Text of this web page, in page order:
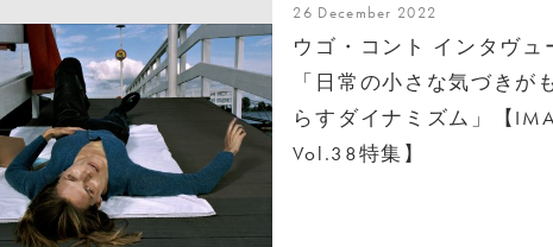
26 December 2022
ウゴ・コント インタヴュ
「日常の小さな気づきが
らすダイナミズム」【
Vol.38特集】